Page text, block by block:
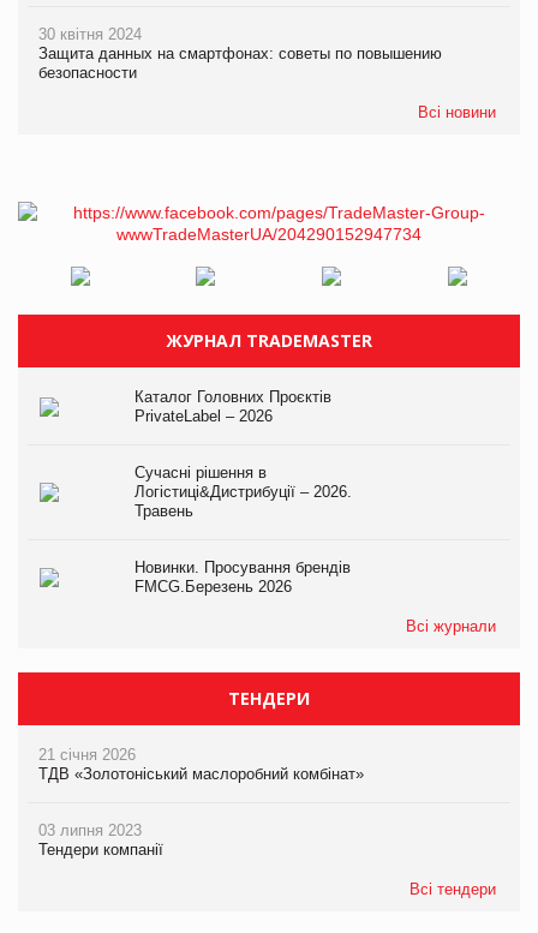
30 квітня 2024
Защита данных на смартфонах: советы по повышению
безопасности
Всі новини
ЖУРНАЛ TRADEMASTER
Каталог Головних Проєктів
PrivateLabel – 2026
Сучасні рішення в
Логістиці&Дистрибуції – 2026.
Травень
Новинки. Просування брендів
FMCG.Березень 2026
Всі журнали
ТЕНДЕРИ
21 січня 2026
ТДВ «Золотоніський маслоробний комбінат»
03 липня 2023
Тендери компанії
Всі тендери